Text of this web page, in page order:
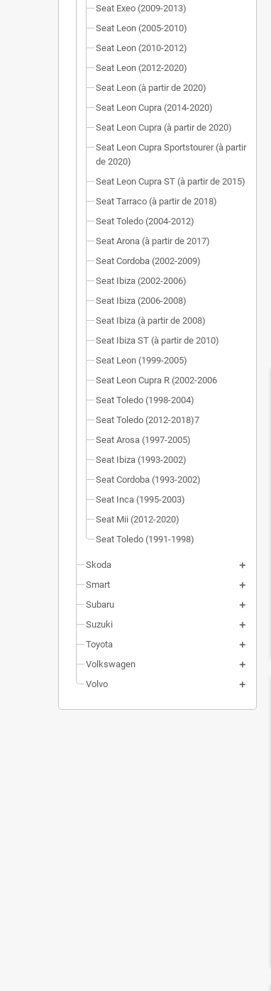
Seat Exeo (2009-2013)
Seat Leon (2005-2010)
Seat Leon (2010-2012)
Seat Leon (2012-2020)
Seat Leon (à partir de 2020)
Seat Leon Cupra (2014-2020)
Seat Leon Cupra (à partir de 2020)
Seat Leon Cupra Sportstourer (à partir
de 2020)
Seat Leon Cupra ST (à partir de 2015)
Seat Tarraco (à partir de 2018)
Seat Toledo (2004-2012)
Seat Arona (à partir de 2017)
Seat Cordoba (2002-2009)
Seat Ibiza (2002-2006)
Seat Ibiza (2006-2008)
Seat Ibiza (à partir de 2008)
Seat Ibiza ST (à partir de 2010)
Seat Leon (1999-2005)
Seat Leon Cupra R (2002-2006
Seat Toledo (1998-2004)
Seat Toledo (2012-2018)7
Seat Arosa (1997-2005)
Seat Ibiza (1993-2002)
Seat Cordoba (1993-2002)
Seat Inca (1995-2003)
Seat Mii (2012-2020)
Seat Toledo (1991-1998)
Skoda
Smart
Subaru
Suzuki
Toyota
Volkswagen
Volvo